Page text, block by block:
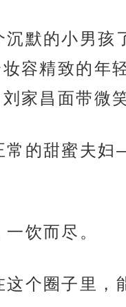
默的小男
容精致的年
家昌面带微
常的甜蜜夫
饮而尽。
个圈子里，